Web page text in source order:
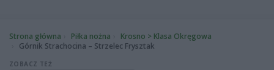
Strona główna Piłka nożna
Krosno > Klasa Okręgowa
Górnik Strachocina – Strzelec Frysztak
ZOBACZ TEŻ